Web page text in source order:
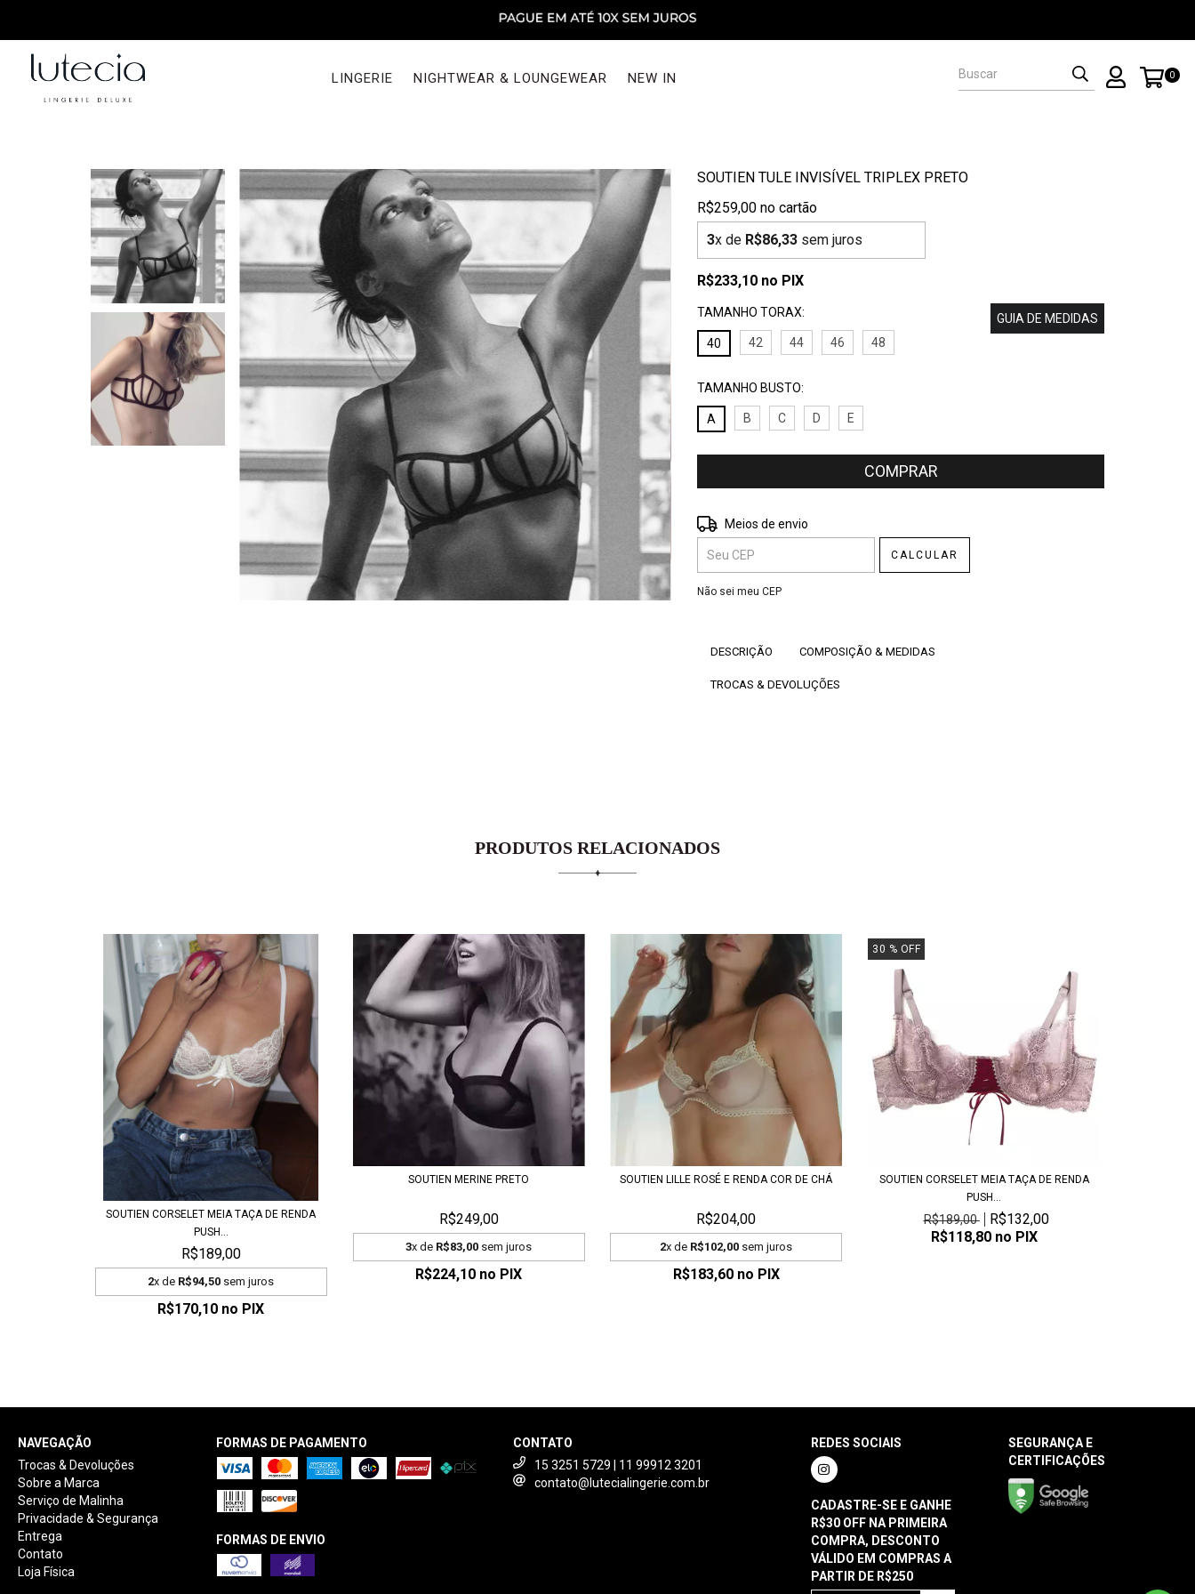
LINGERIE NIGHTWEAR & LOUNGEWEAR NEW IN 0
SOUTIEN TULE INVISÍVEL TRIPLEX PRETO
R$259,00
3x de R$86,33 sem juros
R$233,10 no PIX
TAMANHO TORAX:
GUIA DE MEDIDAS
40
42 44 46 48
TAMANHO BUSTO:
A B C D E
Entregas para o CEP:
Meios de envio
CALCULAR
Não sei meu CEP
DESCRIÇÃO COMPOSIÇÃO & MEDIDAS
TROCAS & DEVOLUÇÕES
PRODUTOS RELACIONADOS
SOUTIEN CORSELET MEIA TAÇA DE RENDA
PUSH...
R$189,00
2x de R$94,50 sem juros
R$170,10 no PIX
SOUTIEN MERINE PRETO
R$249,00
3x de R$83,00 sem juros
R$224,10 no PIX
SOUTIEN LILLE ROSÉ E RENDA COR DE CHÁ
R$204,00
2x de R$102,00 sem juros
R$183,60 no PIX
30 % OFF
SOUTIEN CORSELET MEIA TAÇA DE RENDA
PUSH...
R$189,00
R$132,00
R$118,80 no PIX
NAVEGAÇÃO
Trocas & Devoluções
Sobre a Marca
Serviço de Malinha
Privacidade & Segurança
Entrega
Contato
Loja Física
FORMAS DE PAGAMENTO
FORMAS DE ENVIO
CONTATO
15 3251 5729 | 11 99912 3201
contato@lutecialingerie.com.br
REDES SOCIAIS
CADASTRE-SE E GANHE
R$30 OFF NA PRIMEIRA
COMPRA, DESCONTO
VÁLIDO EM COMPRAS A
PARTIR DE R$250
SEGURANÇA E
CERTIFICAÇÕES